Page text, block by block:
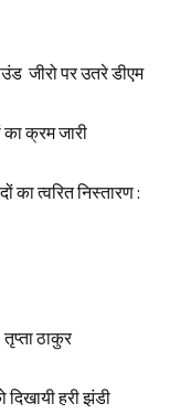
जीरो पर उतरे डीएम
का क्रम जारी
का त्वरित निस्तारण :
ठाकुर
दिखायी हरी झंडी